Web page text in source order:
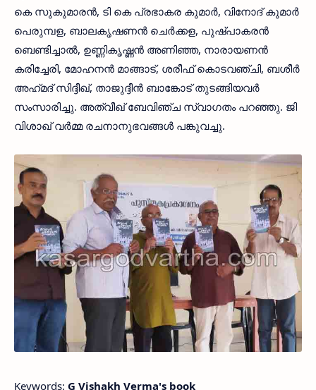
കെ സുകുമാരൻ, ടി കെ പ്രഭാകര കുമാർ, വിനോദ് കുമാർ
പെരുമ്പള, ബാലകൃഷണൻ ചെർക്കള, പുഷ്പാകരൻ
ബെണ്ടിച്ചാൽ, ഉണ്ണികൃഷ്ണൻ അണിഞ്ഞ, നാരായണൻ
കരിച്ചേരി, മോഹനൻ മാങ്ങാട്, ശരീഫ് കൊടവഞ്ചി, ബശീർ
അഹ്‌മദ്‌ സിദ്ദീഖ്, താജുദ്ദീൻ ബാങ്കോട് തുടങ്ങിയവർ
സംസാരിച്ചു. അത്വീഖ് ബേവിഞ്ച സ്വാഗതം പറഞ്ഞു. ജി
വിശാഖ് വർമ്മ രചനാനുഭവങ്ങൾ പങ്കുവച്ചു.
Keywords: G Vishakh Verma's book